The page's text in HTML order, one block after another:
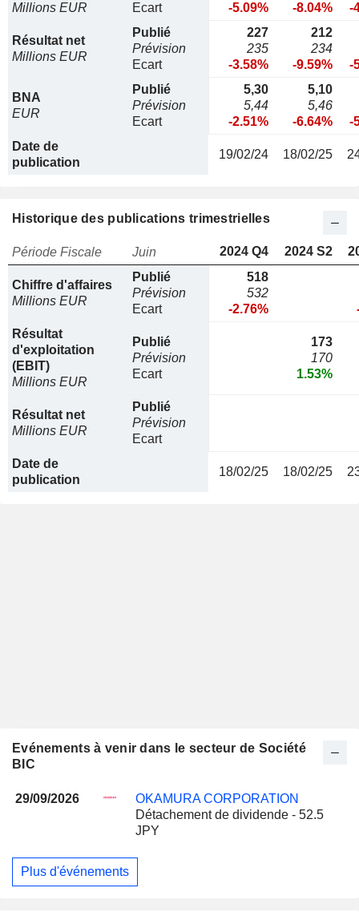
Millions EUR
Ecart
-5.09%
-8.04%
-
Résultat net
Millions EUR
Publié
Prévision
Ecart
227
235
-3.58%
212
234
-9.59%
-
BNA
EUR
Publié
Prévision
Ecart
5,30
5,44
-2.51%
5,10
5,46
-6.64%
-
Date de
publication
19/02/24 18/02/25
Historique des publications trimestrielles
Période Fiscale Juin 2024 Q4 2024 S2
Chiffre d'affaires
Millions EUR
Publié
Prévision
Ecart
518
532
-2.76%
Résultat
d'exploitation
(EBIT)
Millions EUR
Publié
Prévision
Ecart
173
170
1.53%
Résultat net
Millions EUR
Publié
Prévision
Ecart
Date de
publication
18/02/25 18/02/25
Evénements à venir dans le secteur de Société
BIC
29/09/2026
OKAMURA CORPORATION
Détachement de dividende - 52.5
JPY
Plus d'événements